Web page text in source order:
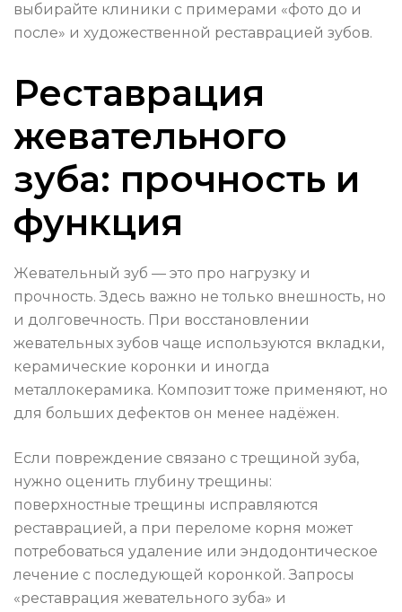
выбирайте клиники с примерами «фото до и
после» и художественной реставрацией зубов.
Реставрация
жевательного
зуба: прочность и
функция
Жевательный зуб — это про нагрузку и
прочность. Здесь важно не только внешность, но
и долговечность. При восстановлении
жевательных зубов чаще используются вкладки,
керамические коронки и иногда
металлокерамика. Композит тоже применяют, но
для больших дефектов он менее надёжен.
Если повреждение связано с трещиной зуба,
нужно оценить глубину трещины:
поверхностные трещины исправляются
реставрацией, а при переломе корня может
потребоваться удаление или эндодонтическое
лечение с последующей коронкой. Запросы
«реставрация жевательного зуба» и